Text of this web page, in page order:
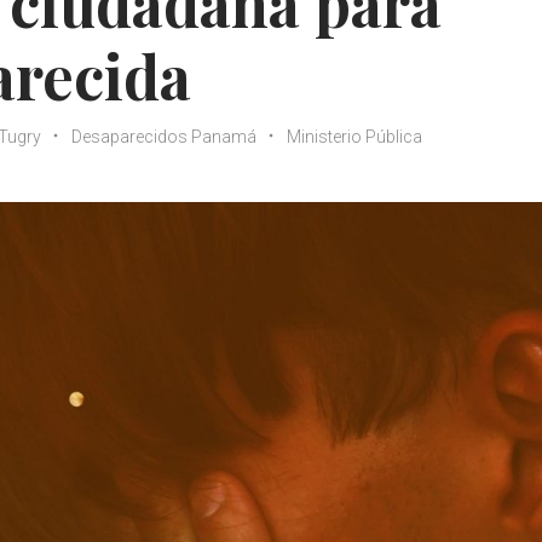
Desaparecidos Panamá Ministerio Pública